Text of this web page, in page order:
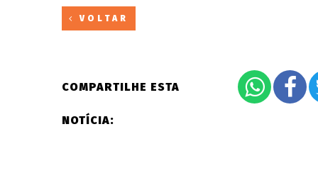
VOLTAR
COMPARTILHE ESTA
NOTÍCIA: